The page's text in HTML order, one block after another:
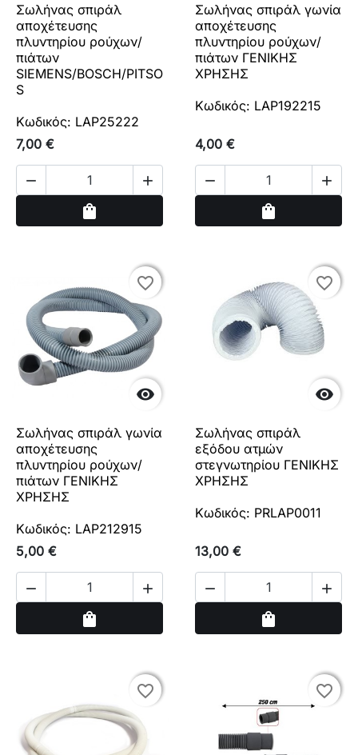
Σωλήνας σπιράλ
αποχέτευσης
πλυντηρίου ρούχων/
πιάτων
SIEMENS/BOSCH/PITSO
S
Κωδικός: LAP25222
7,00 €
 
shopping_bag
Σωλήνας σπιράλ γωνία
αποχέτευσης
πλυντηρίου ρούχων/
πιάτων ΓΕΝΙΚΗΣ
ΧΡΗΣΗΣ
Κωδικός: LAP192215
4,00 €
 
shopping_bag

favorite_border
favorite_border
Σωλήνας σπιράλ γωνία
αποχέτευσης
πλυντηρίου ρούχων/
πιάτων ΓΕΝΙΚΗΣ
ΧΡΗΣΗΣ
Κωδικός: LAP212915
5,00 €
 
shopping_bag

favorite_border
favorite_border
Σωλήνας σπιράλ
εξόδου ατμών
στεγνωτηρίου ΓΕΝΙΚΗΣ
ΧΡΗΣΗΣ
Κωδικός: PRLAP0011
13,00 €
 
shopping_bag
favorite_border
favorite_border favorite_border
favorite_border